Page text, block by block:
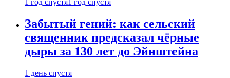
1 год спустя 1 год спустя
Забытый гений: как сельский
священник предсказал чёрные
дыры за 130 лет до Эйнштейна
1 день спустя